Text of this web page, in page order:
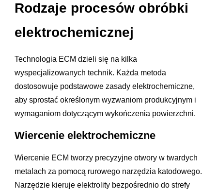
Rodzaje procesów obróbki
elektrochemicznej
Technologia ECM dzieli się na kilka
wyspecjalizowanych technik. Każda metoda
dostosowuje podstawowe zasady elektrochemiczne,
aby sprostać określonym wyzwaniom produkcyjnym i
wymaganiom dotyczącym wykończenia powierzchni.
Wiercenie elektrochemiczne
Wiercenie ECM tworzy precyzyjne otwory w twardych
metalach za pomocą rurowego narzędzia katodowego.
Narzędzie kieruje elektrolity bezpośrednio do strefy